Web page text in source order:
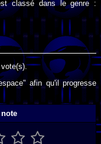
classé dans le genre :
afin qu'il progresse